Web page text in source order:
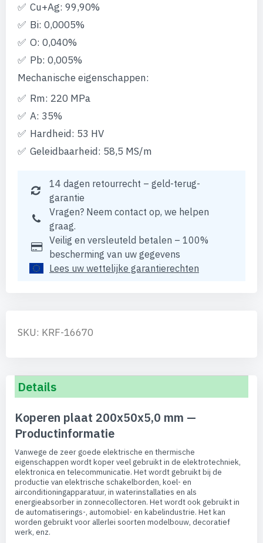
Cu+Ag: 99,90%
Bi: 0,0005%
O: 0,040%
Pb: 0,005%
Mechanische eigenschappen:
Rm: 220 MPa
A: 35%
Hardheid: 53 HV
Geleidbaarheid: 58,5 MS/m
14 dagen retourrecht – geld-terug-
garantie
Vragen? Neem contact op, we helpen
graag.
Veilig en versleuteld betalen – 100%
bescherming van uw gegevens
Lees uw wettelijke garantierechten
SKU: KRF-16670
Details
Koperen plaat 200x50x5,0 mm —
Productinformatie
Vanwege de zeer goede elektrische en thermische
eigenschappen wordt koper veel gebruikt in de elektrotechniek,
elektronica en telecommunicatie. Het wordt gebruikt bij de
productie van elektrische schakelborden, koel- en
airconditioningapparatuur, in waterinstallaties en als
energieabsorber in zonnecollectoren. Het wordt ook gebruikt in
de automatiserings-, automobiel- en kabelindustrie. Het kan
worden gebruikt voor allerlei soorten modelbouw, decoratief
werk, enz.